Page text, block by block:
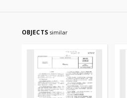
OBJECTS similar